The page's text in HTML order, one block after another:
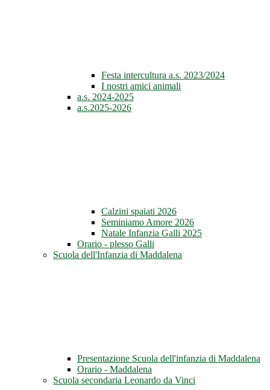
Festa intercultura a.s. 2023/2024
I nostri amici animali
a.s. 2024-2025
a.s.2025-2026
Calzini spaiati 2026
Seminiamo Amore 2026
Natale Infanzia Galli 2025
Orario - plesso Galli
Scuola dell'Infanzia di Maddalena
Presentazione Scuola dell'infanzia di Maddalena
Orario - Maddalena
Scuola secondaria Leonardo da Vinci